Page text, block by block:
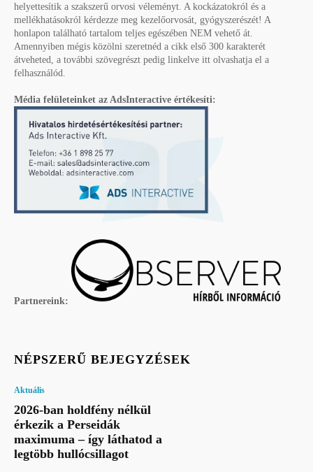
helyettesítik a szakszerű orvosi véleményt. A kockázatokról és a
mellékhatásokról kérdezze meg kezelőorvosát, gyógyszerészét! A
honlapon található tartalom teljes egészében NEM vehető át.
Amennyiben mégis közölni szeretnéd a cikk első 300 karakterét
átveheted, a további szövegrészt pedig linkelve itt olvashatja el a
felhasználód.
Média felületeinket az AdsInteractive értékesíti:
Partnereink:
NÉPSZERŰ BEJEGYZÉSEK
Aktuális
2026-ban holdfény nélkül
érkezik a Perseidák
maximuma – így láthatod a
legtöbb hullócsillagot